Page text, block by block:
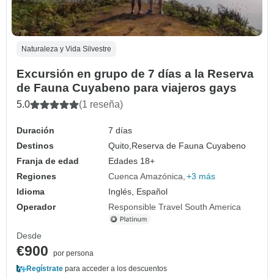
Naturaleza y Vida Silvestre
Excursión en grupo de 7 días a la Reserva
de Fauna Cuyabeno para viajeros gays
5.0 (1 reseña)
Duración
7 días
Destinos
Quito, Reserva de Fauna Cuyabeno
Franja de edad
Edades 18+
Regiones
Cuenca Amazónica +3 más
Idioma
Inglés, Español
Operador
Responsible Travel South America
Desde
€900
por persona
Regístrate para acceder a los descuentos